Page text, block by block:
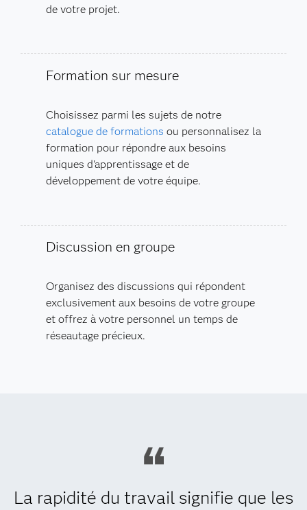
de votre projet.
Formation sur mesure
Choisissez parmi les sujets de notre
catalogue de formations ou personnalisez la
formation pour répondre aux besoins
uniques d'apprentissage et de
développement de votre équipe.
Discussion en groupe
Organisez des discussions qui répondent
exclusivement aux besoins de votre groupe
et offrez à votre personnel un temps de
réseautage précieux.
La rapidité du travail signifie que les